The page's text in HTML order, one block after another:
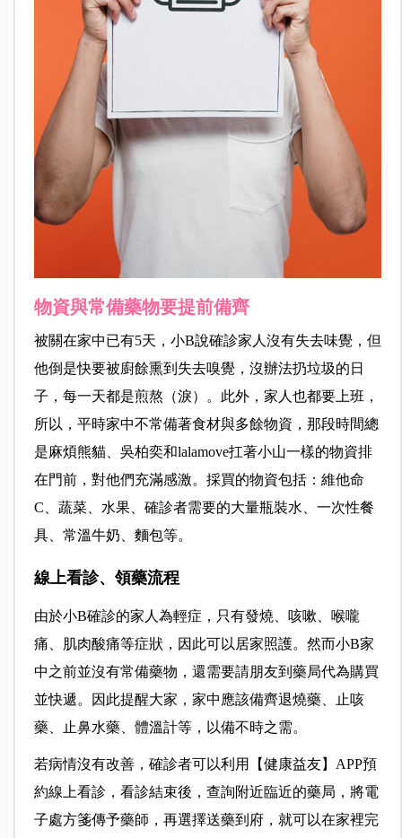
物資與常備藥物要提前備齊
被關在家中已有5天，小B說確診家人沒有失去味覺，但
他倒是快要被廚餘熏到失去嗅覺，沒辦法扔垃圾的日
子，每一天都是煎熬（淚）。此外，家人也都要上班，
所以，平時家中不常備著食材與多餘物資，那段時間總
是麻煩熊貓、吳柏奕和lalamove扛著小山一樣的物資排
在門前，對他們充滿感激。採買的物資包括：維他命
C、蔬菜、水果、確診者需要的大量瓶裝水、一次性餐
具、常溫牛奶、麵包等。
線上看診、領藥流程
由於小B確診的家人為輕症，只有發燒、咳嗽、喉嚨
痛、肌肉酸痛等症狀，因此可以居家照護。然而小B家
中之前並沒有常備藥物，還需要請朋友到藥局代為購買
並快遞。因此提醒大家，家中應該備齊退燒藥、止咳
藥、止鼻水藥、體溫計等，以備不時之需。
若病情沒有改善，確診者可以利用【健康益友】APP預
約線上看診，看診結束後，查詢附近臨近的藥局，將電
子處方箋傳予藥師，再選擇送藥到府，就可以在家裡完